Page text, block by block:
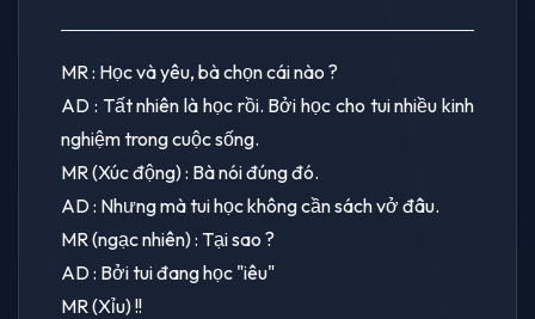
MR : Học và yêu, bà chọn cái nào ?
AD : Tất nhiên là học rồi. Bởi học cho tui nhiều kinh
nghiệm trong cuộc sống.
MR (Xúc động) : Bà nói đúng đó.
AD : Nhưng mà tui học không cần sách vở đâu.
MR (ngạc nhiên) : Tại sao ?
AD : Bởi tui đang học "iêu"
MR (Xỉu) !!